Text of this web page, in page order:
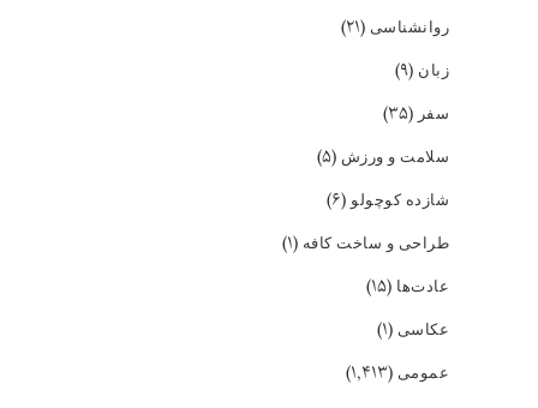
روانشناسی (۲۱)
زبان (۹)
سفر (۳۵)
سلامت و ورزش (۵)
شازده کوچولو(۶)
طراحی و ساخت کافه (۱)
عادت‌ها (۱۵)
عکاسی (۱)
عمومی (۱,۴۱۳)